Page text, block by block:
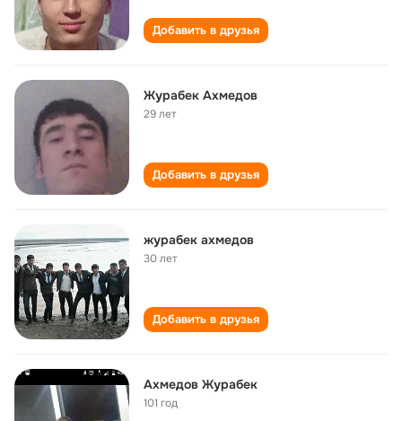
Добавить в друзья
Журабек Ахмедов
29 лет
Добавить в друзья
журабек ахмедов
30 лет
Добавить в друзья
Ахмедов Журабек
101 год